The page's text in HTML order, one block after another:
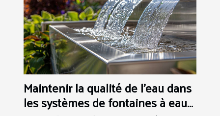
Maintenir la qualité de l'eau dans
les systèmes de fontaines à eau